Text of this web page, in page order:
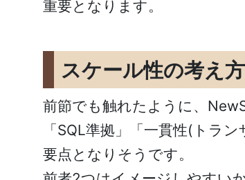
重要となります。
スケール性の考え
前節でも触れたように、
「SQL準拠」「一貫性( トラ
要点となりそうです。